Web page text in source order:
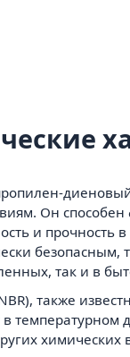
Он
и прочность
безопасным,
так и в
также
в температурном
химических